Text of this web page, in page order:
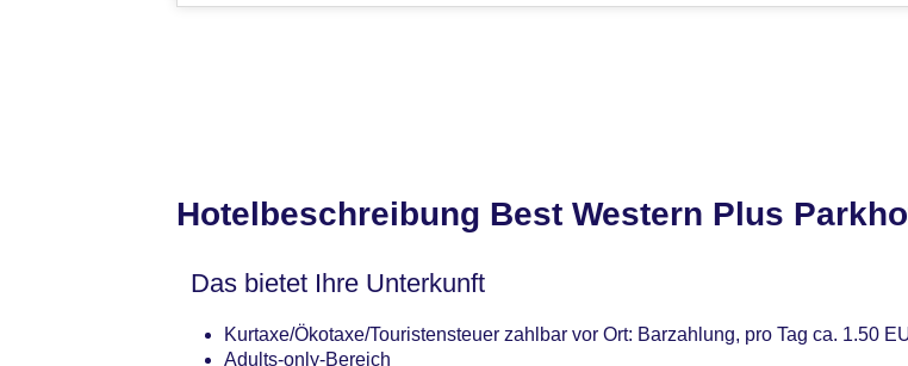
Hotelbeschreibung Best Western Plus
Das bietet Ihre Unterkunft
Kurtaxe/Ökotaxe/Touristensteuer zahlbar vor Ort: Barzahlung, pro Tag ca. 1.50
Adults-only-Bereich